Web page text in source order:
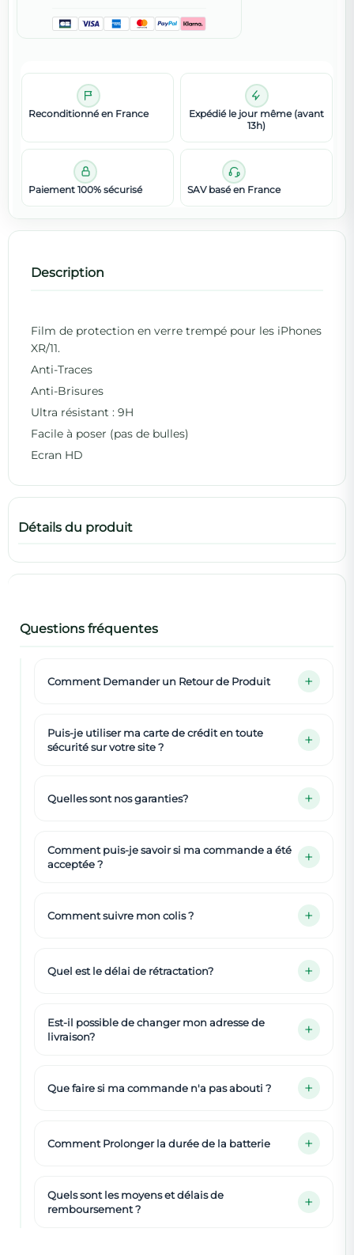
Reconditionné en France
Expédié le jour même (avant
13h)
Paiement 100% sécurisé SAV basé en France
Description
Film de protection en verre trempé pour les iPhones
XR/11.
Anti-Traces
Anti-Brisures
Ultra résistant : 9H
Facile à poser (pas de bulles)
Ecran HD
Détails du produit
Questions fréquentes
Comment Demander un Retour de Produit
Puis-je utiliser ma carte de crédit en toute
sécurité sur votre site ?
Quelles sont nos garanties?
Comment puis-je savoir si ma commande a été
acceptée ?
Comment suivre mon colis ?
Quel est le délai de rétractation?
Est-il possible de changer mon adresse de
livraison?
Que faire si ma commande n'a pas abouti ?
Comment Prolonger la durée de la batterie
Quels sont les moyens et délais de
remboursement ?